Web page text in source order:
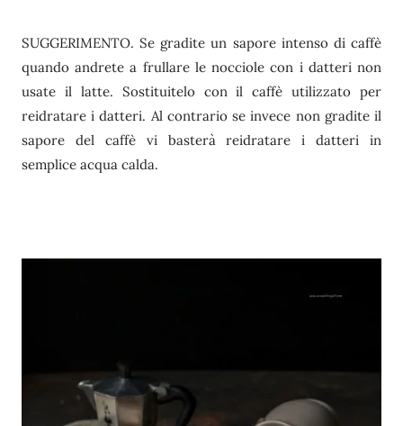
SUGGERIMENTO. Se gradite un sapore intenso di caffè
quando andrete a frullare le nocciole con i datteri non
usate il latte. Sostituitelo con il caffè utilizzato per
reidratare i datteri. Al contrario se invece non gradite il
sapore del caffè vi basterà reidratare i datteri in
semplice acqua calda.